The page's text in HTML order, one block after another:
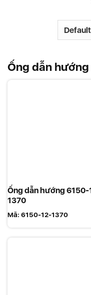
Ống dẫn hướng
Ống dẫn hướng 6150-
1370
Mã: 6150-12-1370